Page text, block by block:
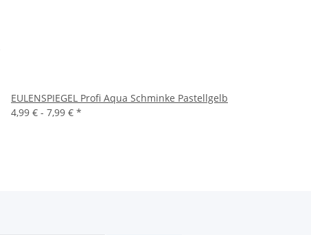
EULENSPIEGEL Profi Aqua Schminke Pastellgelb
4,99 € - 7,99 € *